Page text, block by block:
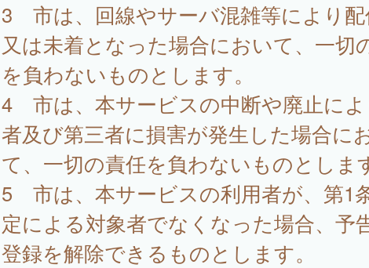
3 市は、回線やサーバ混雑等により配
又は未着となった場合において、一切
を負わないものとします。
4 市は、本サービスの中断や廃止によ
者及び第三者に損害が発生した場合に
て、一切の責任を負わないものとしま
5 市は、本サービスの利用者が、第1
定による対象者でなくなった場合、予
登録を解除できるものとします。